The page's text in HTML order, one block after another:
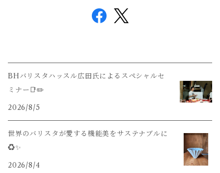
BHバリスタハッスル広田氏によるスペシャルセ
ミナー📑✏️
2026/8/5
世界のバリスタが愛する機能美をサステナブルに
♻️✨
2026/8/4